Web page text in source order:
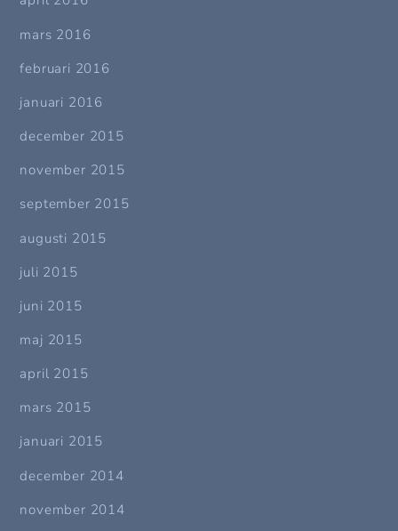
mars 2016
februari 2016
januari 2016
december 2015
november 2015
september 2015
augusti 2015
juli 2015
juni 2015
maj 2015
april 2015
mars 2015
januari 2015
december 2014
november 2014